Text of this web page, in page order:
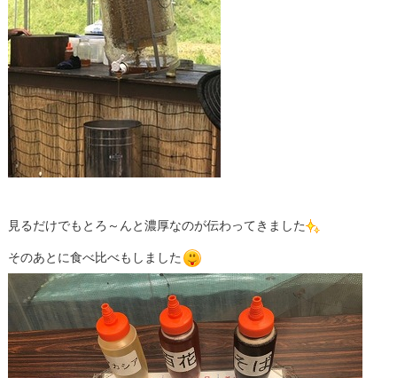
見るだけでもとろ～んと濃厚なのが伝わってきました
そのあとに食べ比べもしました